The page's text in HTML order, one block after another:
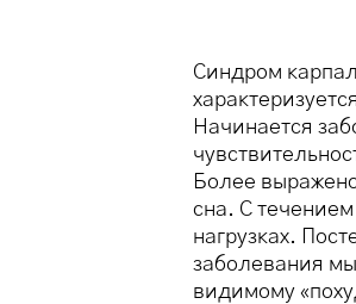
Синдром
Начинается
Более
сна. С
нагрузках.
заболевания
видимому